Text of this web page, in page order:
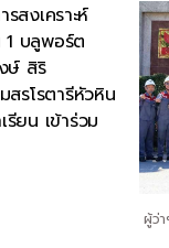
สงเคราะห์
1 บลูพอร์ต
ษ์ สิริ
รโรตารีหัวหิน
ยน เข้าร่วม
ผู้ว่